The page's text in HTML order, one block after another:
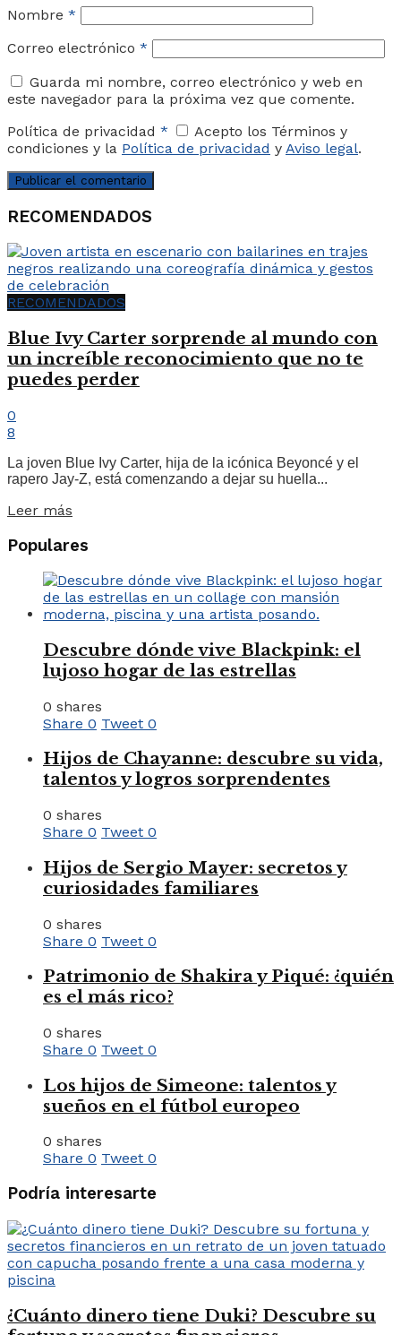
Nombre *
Correo electrónico *
Guarda mi nombre, correo electrónico y web en
este navegador para la próxima vez que comente.
Política de privacidad *
Acepto los Términos y
condiciones y la Política de privacidad y Aviso legal.
RECOMENDADOS
RECOMENDADOS
Blue Ivy Carter sorprende al mundo con
un increíble reconocimiento que no te
puedes perder
0
8
La joven Blue Ivy Carter, hija de la icónica Beyoncé y el
rapero Jay-Z, está comenzando a dejar su huella...
Leer más
Populares
Descubre dónde vive Blackpink: el
lujoso hogar de las estrellas
0 shares
Share 0 Tweet 0
Hijos de Chayanne: descubre su vida,
talentos y logros sorprendentes
0 shares
Share 0 Tweet 0
Hijos de Sergio Mayer: secretos y
curiosidades familiares
0 shares
Share 0 Tweet 0
Patrimonio de Shakira y Piqué: ¿quién
es el más rico?
0 shares
Share 0 Tweet 0
Los hijos de Simeone: talentos y
sueños en el fútbol europeo
0 shares
Share 0 Tweet 0
Podría interesarte
¿Cuánto dinero tiene Duki? Descubre su